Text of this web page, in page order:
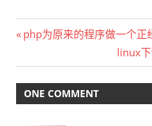
文
章
导
Previous
php为原来的程序做一个正
Next
Post:
linux
ONE COMMENT